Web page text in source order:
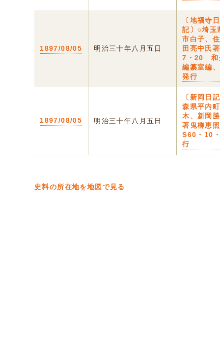
1897/08/05 明治三十年八月五日
〔地福寺
記〕○埼玉
市白子、
田亮中氏
7・20 和
編纂室編
発行
1897/08/05 明治三十年八月五日
〔新岡日
森県平内
木、新岡
著鬼柳恵
S60・10
行
史料の所在地を地図で見る